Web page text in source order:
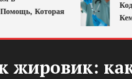
Которая
жировик: